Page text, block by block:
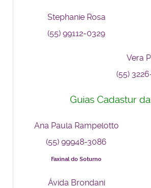
Stephanie Rosa
(55) 99112-0329
Vera
(55)
Guias Cadastur
Ana Paula Rampelotto
(55) 99948-3086
Faxinal do Soturno
Ávida Brondani